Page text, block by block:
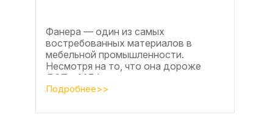
Фанера — один из самых
востребованных материалов в
мебельной промышленности.
Несмотря на то, что она дороже
ДСП и МДФ , ее очень часто
используют для изготовления...
Подробнее>>